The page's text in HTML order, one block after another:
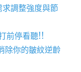
調整強度與節
前停看聽!!
除你的皺紋逆齡